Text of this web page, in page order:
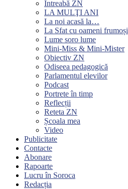
Întreabă ZN
LA MULŢI ANI
La noi acasă la…
La Sfat cu oameni frumoși
Lume soro lume
Mini-Miss & Mini-Mister
Obiectiv ZN
Odiseea pedagogică
Parlamentul elevilor
Podcast
Portrete în timp
Reflecții
Reteta ZN
Școala mea
Video
Publicitate
Contacte
Abonare
Rapoarte
Lucru în Soroca
Redacția